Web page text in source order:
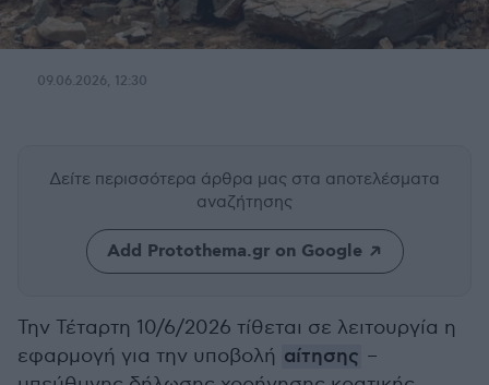
09.06.2026, 12:30
Δείτε περισσότερα άρθρα μας στα αποτελέσματα
αναζήτησης
Add Protothema.gr on Google
Την Τέταρτη 10/6/2026 τίθεται σε λειτουργία η
εφαρμογή για την υποβολή αίτησης –